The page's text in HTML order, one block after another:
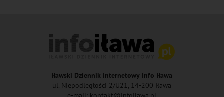
Iławski Dziennik Internetowy Info Iława
ul. Niepodległości 2/U21, 14-200 Iława